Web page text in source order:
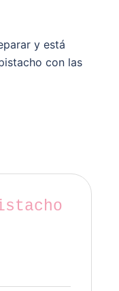
y está
con las